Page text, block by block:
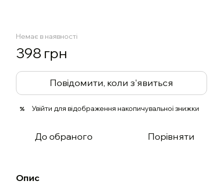
Немає в наявності
398 грн
Повідомити, коли з'явиться
% Увійти для відображення накопичувальної знижки
До обраного Порівняти
Опис